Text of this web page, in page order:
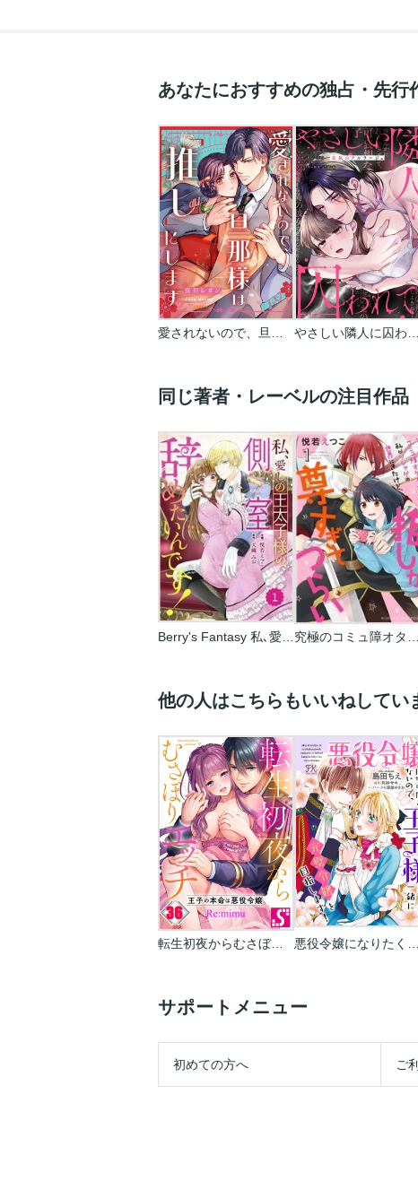
あなたにおすすめの独占・先行
愛されないので、旦那様は「推し」にします やさしい隣人に囚われて～愛執のフルラージュ
同じ著者・レーベルの注目作品
他の人はこちらもいいねしてい
転生初夜からむさぼりエッチ～王子の本命は悪役令嬢
サポートメニュー
初めての方へ ご